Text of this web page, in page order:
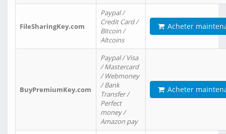
FileSharingKey.com
Paypal /
Credit Card /
Bitcoin /
Altcoins
Acheter
BuyPremiumKey.com
Paypal / Visa
/ Mastercard
/ Webmoney
/ Bank
Transfer /
Perfect
money /
Amazon pay
Acheter